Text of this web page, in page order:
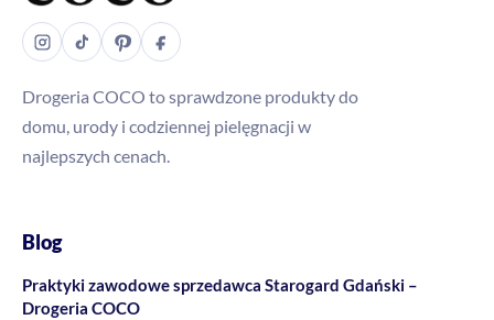
Drogeria COCO to sprawdzone produkty do
domu, urody i codziennej pielęgnacji w
najlepszych cenach.
Blog
Praktyki zawodowe sprzedawca Starogard Gdański –
Drogeria COCO